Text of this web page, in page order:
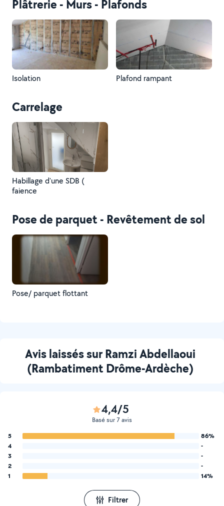
Plâtrerie - Murs - Plafonds
Isolation Plafond rampant
Carrelage
Habillage d'une SDB (
faience
Pose de parquet - Revêtement de sol
Pose/ parquet flottant
Avis laissés sur Ramzi Abdellaoui
(Rambatiment Drôme-Ardèche)
4,4/5
Basé sur 7 avis
5
86%
4
-
3
-
2
-
1
14%
Filtrer